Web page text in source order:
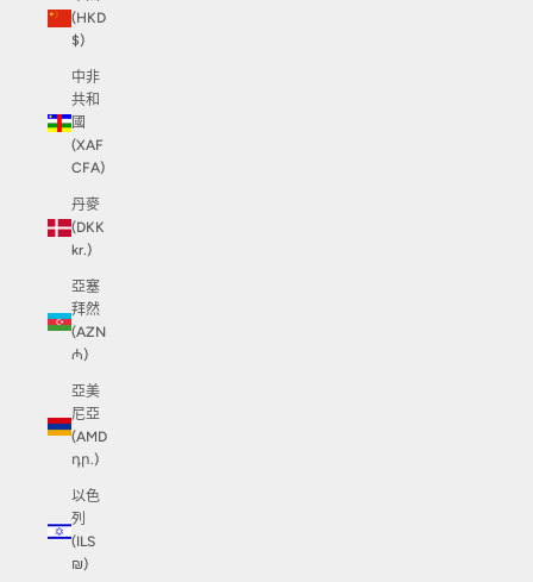
(HKD
$)
中非
共和
國
(XAF
CFA)
丹麥
(DKK
kr.)
亞塞
拜然
(AZN
₼)
亞美
尼亞
(AMD
դր.)
以色
列
(ILS
₪)